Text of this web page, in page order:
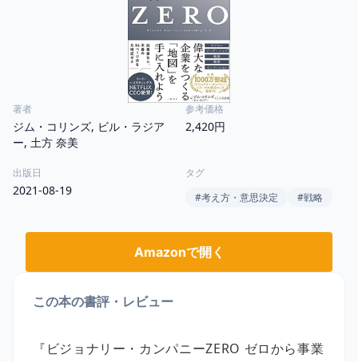
著者
ジム・コリンズ, ビル・ラジア
ー, 土方 奈美
参考価格
2,420円
出版日
2021-08-19
タグ
#考え方・意思決定 #戦略
Amazonで開く
この本の書評・レビュー
『ビジョナリー・カンパニーZERO ゼロから事業